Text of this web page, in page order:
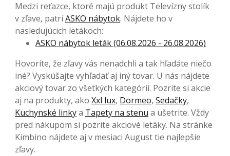
Medzi reťazce, ktoré majú produkt Televízny stolík
v zľave, patríASKO nábytok. Nájdete ho v
nasledujúcich letákoch:
ASKO nábytok leták (06.08.2026 - 26.08.2026)
Hovoríte, že zľavy vás nenadchli a tak hľadáte niečo
iné? Vyskúšajte vyhľadať aj iný tovar. U nás nájdete
akciový tovar zo všetkých kategórií. Pozrite si akcie
aj na produkty, ako Xxl lux, Dormeo, Sedačky,
Kuchynské linkya Tapety na stenu a ušetrite. Vždy
pred nákupom si pozrite akciové letáky. Na stránke
Kimbino nájdete aj v mesiaci August tie najlepšie
zľavy.